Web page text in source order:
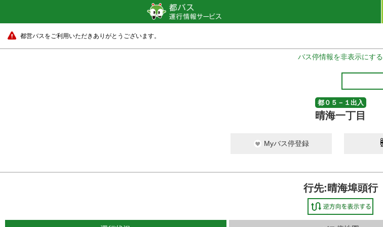
都営バスをご利用いただきありがとうございます。
バス停情報を非表示にする
都０５－１出入
晴海一丁目
Myバス停登録
行先:晴海埠頭行